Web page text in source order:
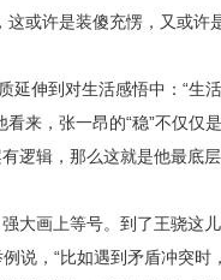
或许是装傻充愣，又或
延伸到对生活感悟中：“生
来，张一昂的“稳”不仅仅
逻辑，那么这就是他最底
大画上等号。到了王骁这
说，“比如遇到矛盾冲突